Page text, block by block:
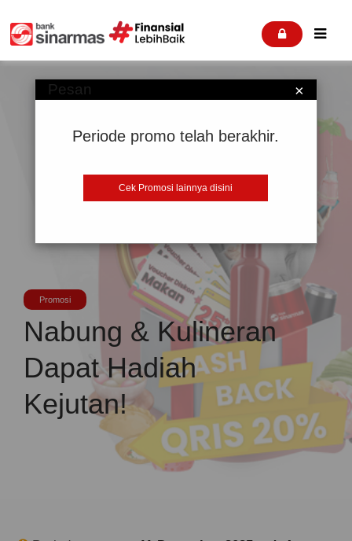
 
Promosi
Nabung & Kulineran
Dapat Hadiah
Kejutan!
×
Pesan
Periode promo telah berakhir.
Cek Promosi lainnya disini